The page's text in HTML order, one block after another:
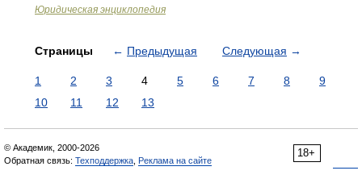
Юридическая энциклопедия
Страницы ← Предыдущая Следующая →
1 2 3 4 5 6 7 8
9
10
11 12 13
18+
© Академик, 2000-2026
Обратная связь: Техподдержка Реклама на сайте